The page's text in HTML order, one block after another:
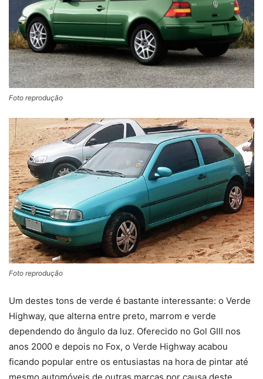
Foto reprodução
Foto reprodução
Um destes tons de verde é bastante interessante: o Verde
Highway, que alterna entre preto, marrom e verde
dependendo do ângulo da luz. Oferecido no Gol GIII nos
anos 2000 e depois no Fox, o Verde Highway acabou
ficando popular entre os entusiastas na hora de pintar até